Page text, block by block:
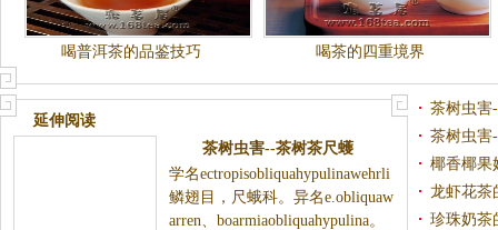
喝普洱茶的品鉴技巧 喝茶的四重境界
延伸阅读
茶树虫害--茶树茶尺蠖
学名ectropisobliquahypulinawehrli
鳞翅目，尺蛾科。异名e.obliquaw
arren、boarmiaobliquahypulina。
茶树虫害
茶树虫害
椰香椰果
龙虾花茶
珍珠奶茶